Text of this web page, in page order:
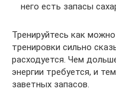
него есть запасы
Тренируйтесь как
тренировки сильно
расходуется. Чем
энергии требуется, и
заветных запасов.